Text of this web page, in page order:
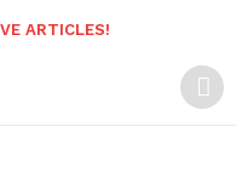
ARTICLES!